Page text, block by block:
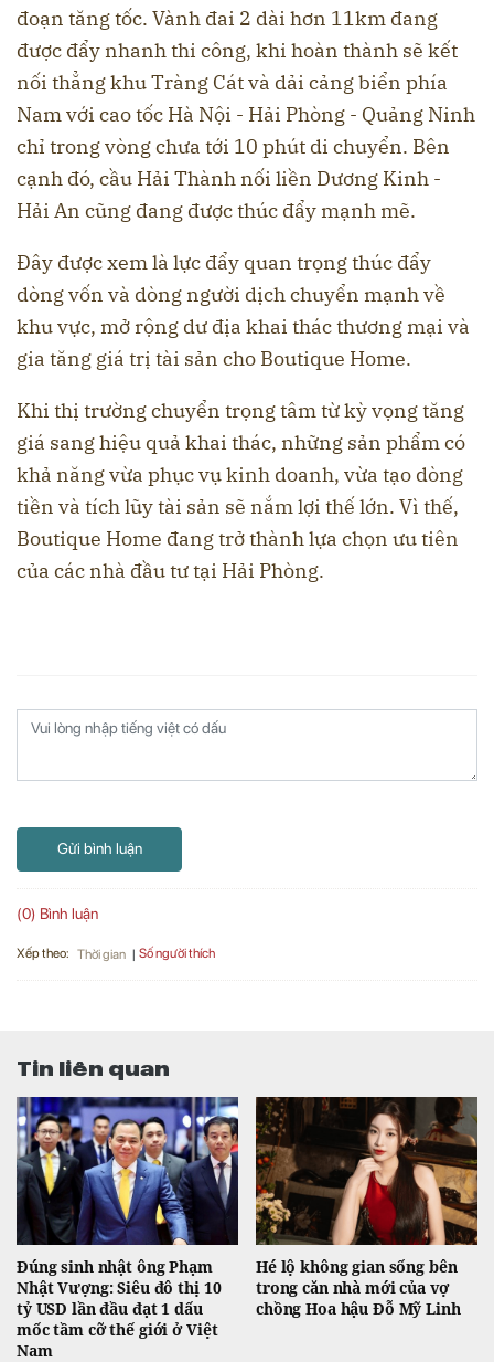
đoạn tăng tốc. Vành đai 2 dài hơn 11km đang
được đẩy nhanh thi công, khi hoàn thành sẽ kết
nối thẳng khu Tràng Cát và dải cảng biển phía
Nam với cao tốc Hà Nội - Hải Phòng - Quảng Ninh
chỉ trong vòng chưa tới 10 phút di chuyển. Bên
cạnh đó, cầu Hải Thành nối liền Dương Kinh -
Hải An cũng đang được thúc đẩy mạnh mẽ.
Đây được xem là lực đẩy quan trọng thúc đẩy
dòng vốn và dòng người dịch chuyển mạnh về
khu vực, mở rộng dư địa khai thác thương mại và
gia tăng giá trị tài sản cho Boutique Home.
Khi thị trường chuyển trọng tâm từ kỳ vọng tăng
giá sang hiệu quả khai thác, những sản phẩm có
khả năng vừa phục vụ kinh doanh, vừa tạo dòng
tiền và tích lũy tài sản sẽ nắm lợi thế lớn. Vì thế,
Boutique Home đang trở thành lựa chọn ưu tiên
của các nhà đầu tư tại Hải Phòng.
Gửi bình luận
(0) Bình luận
Xếp theo: Thời gian Số người thích
Tin liên quan
Đúng sinh nhật ông Phạm
Nhật Vượng: Siêu đô thị 10
tỷ USD lần đầu đạt 1 dấu
mốc tầm cỡ thế giới ở Việt
Nam
Hé lộ không gian sống bên
trong căn nhà mới của vợ
chồng Hoa hậu Đỗ Mỹ Linh